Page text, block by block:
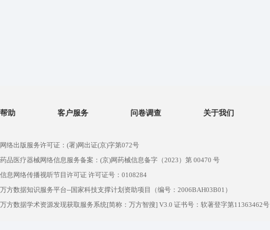
帮助 客户服务 问卷调查 关于我们
网络出版服务许可证：(署)网出证(京)字第072号
药品医疗器械网络信息服务备案：(京)网药械信息备字（2023）第 00470 号
信息网络传播视听节目许可证 许可证号：0108284
万方数据知识服务平台--国家科技支撑计划资助项目（编号：2006BAH03B01）
万方数据学术资源发现获取服务系统[简称：万方智搜] V3.0 证书号：软著登字第11363462号